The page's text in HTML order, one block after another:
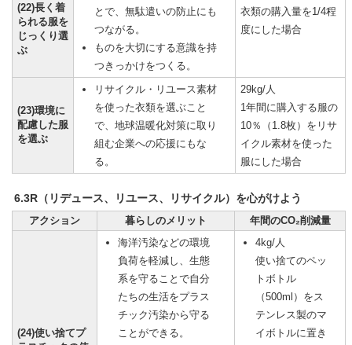
(22)長く着
られる服を
じっくり選
ぶ
とで、無駄遣いの防止にも
つながる。
ものを大切にする意識を持
つきっかけをつくる。
衣類の購入量を1/4程
度にした場合
(23)環境に
配慮した服
を選ぶ
リサイクル・リユース素材
を使った衣類を選ぶこと
で、地球温暖化対策に取り
組む企業への応援にもな
る。
29kg/人
1年間に購入する服の
10％（1.8枚）をリサ
イクル素材を使った
服にした場合
6.3R（リデュース、リユース、リサイクル）を心がけよう
アクション
暮らしのメリット 年間のCO₂削減量
(24)使い捨てプ
海洋汚染などの環境
負荷を軽減し、生態
系を守ることで自分
たちの生活をプラス
チック汚染から守る
ことができる。
4kg/人
使い捨てのペッ
トボトル
（500ml）をス
テンレス製のマ
イボトルに置き